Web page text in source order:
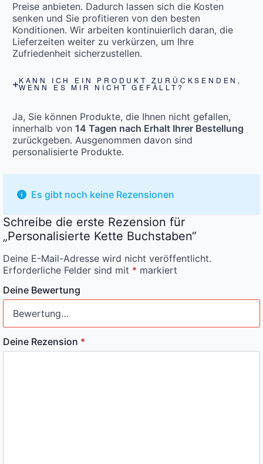
Preise anbieten. Dadurch lassen sich die Kosten
senken und Sie profitieren von den besten
Konditionen. Wir arbeiten kontinuierlich daran, die
Lieferzeiten weiter zu verkürzen, um Ihre
Zufriedenheit sicherzustellen.
KANN ICH EIN PRODUKT ZURÜCKSENDEN,
WENN ES MIR NICHT GEFÄLLT?
Ja, Sie können Produkte, die Ihnen nicht gefallen,
innerhalb von 14 Tagen nach Erhalt Ihrer Bestellung
zurückgeben. Ausgenommen davon sind
personalisierte Produkte.
Es gibt noch keine Rezensionen
Schreibe die erste Rezension für
„Personalisierte Kette Buchstaben“
Deine E-Mail-Adresse wird nicht veröffentlicht.
Erforderliche Felder sind mit * markiert
Deine Bewertung
Deine Rezension *